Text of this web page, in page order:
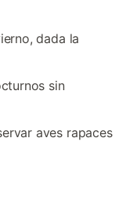
dada la
sin
aves rapaces